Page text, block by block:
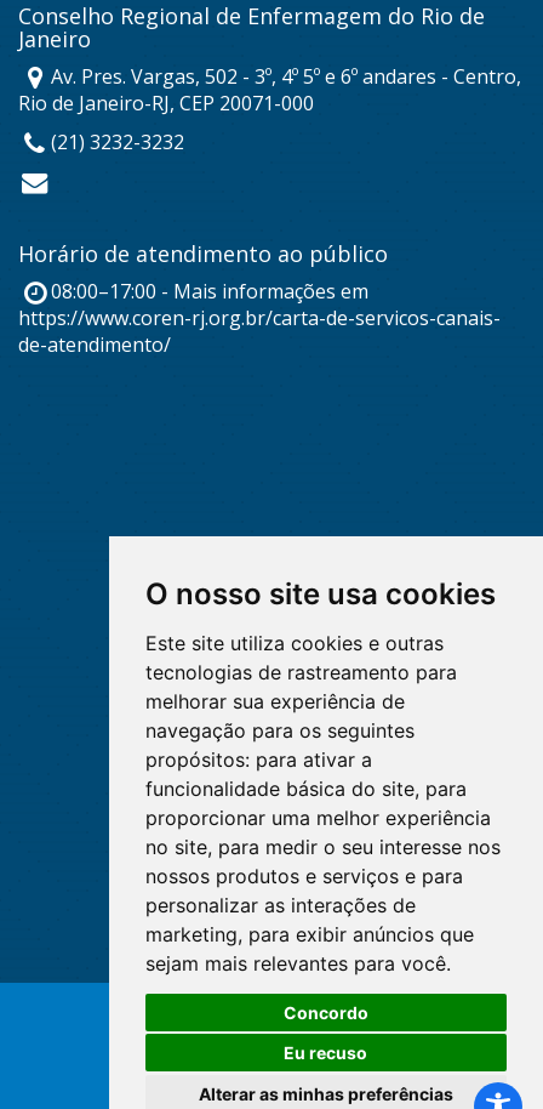
O nosso site usa cookies
Este site utiliza cookies e outras
tecnologias de rastreamento para
melhorar sua experiência de
navegação para os seguintes
propósitos: para ativar a
funcionalidade básica do site, para
proporcionar uma melhor experiência
no site, para medir o seu interesse nos
nossos produtos e serviços e para
personalizar as interações de
marketing, para exibir anúncios que
sejam mais relevantes para você.
Concordo
Eu recuso
Alterar as minhas preferências
Conselho Regional de Enfermagem do Rio de
Janeiro
Av. Pres. Vargas, 502 - 3º, 4º 5º e 6º andares - Centro,
Rio de Janeiro-RJ, CEP 20071-000
(21) 3232-3232
Horário de atendimento ao público
08:00–17:00 - Mais informações em
https://www.coren-rj.org.br/carta-de-servicos-canais-
de-atendimento/
© Copyright 2026 - Cofen/CORENs